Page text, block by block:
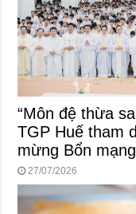
“Môn đệ thừa
TGP Huế tham
mừng Bổn
27/07/2026